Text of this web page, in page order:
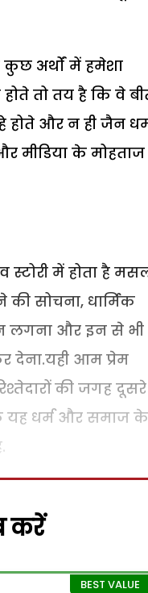
कुछ अर्थों में हमेशा
तो तय है कि वे
होते और न ही जैन
मीडिया के मोहताज
में होता है
सोचना, धार्मिक
न लगना और इन से भी
देना.यही आम प्रेम
की जगह दूसरे
यह धर्म और समाज के
करें